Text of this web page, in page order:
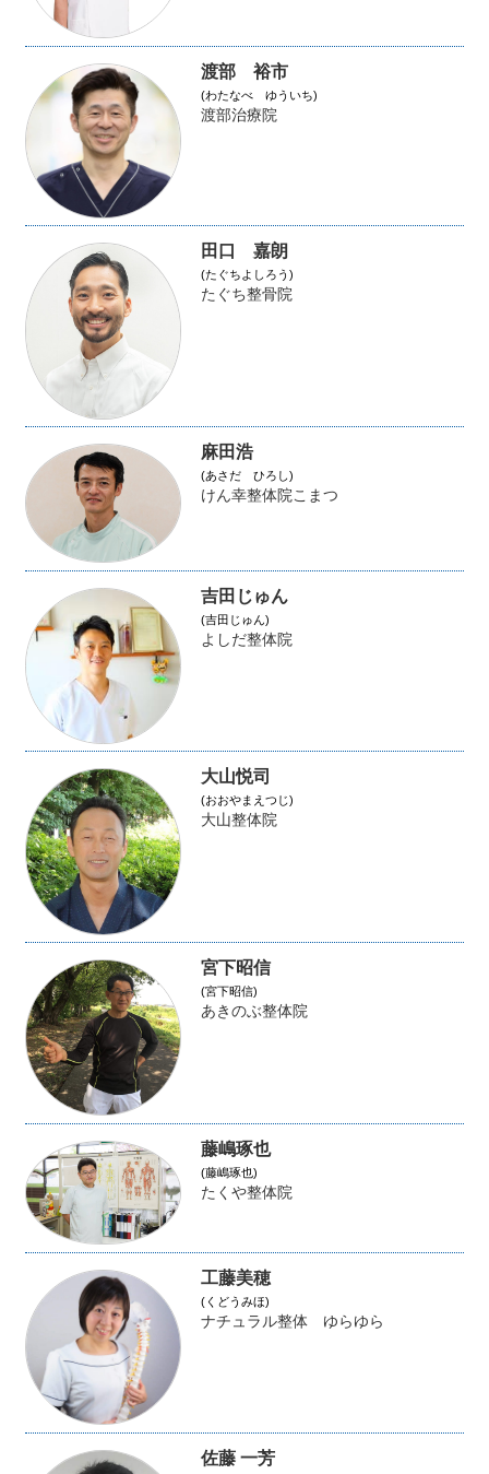
渡部 裕市
(わたなべ ゆういち)
渡部治療院
田口 嘉朗
(たぐちよしろう)
たぐち整骨院
麻田浩
(あさだ ひろし)
けん幸整体院こまつ
吉田じゅん
(吉田じゅん)
よしだ整体院
大山悦司
(おおやまえつじ)
大山整体院
宮下昭信
(宮下昭信)
あきのぶ整体院
藤嶋琢也
(藤嶋琢也)
たくや整体院
工藤美穂
(くどうみほ)
ナチュラル整体 ゆらゆら
佐藤 一芳